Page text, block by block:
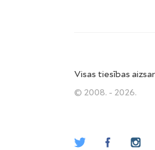
Visas tiesības
© 2008. - 2026.